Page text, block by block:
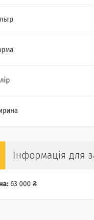
Інформація для
63 000 ₴